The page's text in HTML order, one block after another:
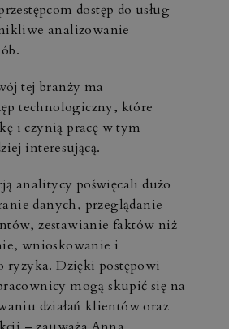
dostęp do usług
analizowanie
tej branży ma
technologiczny, które
i czynią pracę w tym
interesującą.
analitycy poświęcali dużo
danych, przeglądanie
zestawianie faktów niż
wnioskowanie i
ryzyka. Dzięki postępowi
mogą skupić się na
działań klientów oraz